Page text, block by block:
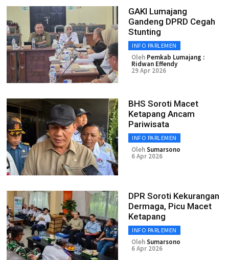
GAKI Lumajang
Gandeng DPRD Cegah
Stunting
INFO PARLEMEN
Oleh Pemkab Lumajang :
Ridwan Effendy
29 Apr 2026
BHS Soroti Macet
Ketapang Ancam
Pariwisata
INFO PARLEMEN
OlehSumarsono
6 Apr 2026
DPR Soroti Kekurangan
Dermaga, Picu Macet
Ketapang
INFO PARLEMEN
OlehSumarsono
6 Apr 2026